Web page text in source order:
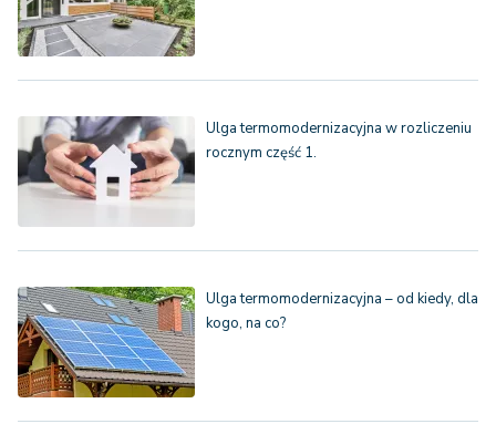
Ulga termomodernizacyjna w rozliczeniu
rocznym część 1.
Ulga termomodernizacyjna – od kiedy, dla
kogo, na co?